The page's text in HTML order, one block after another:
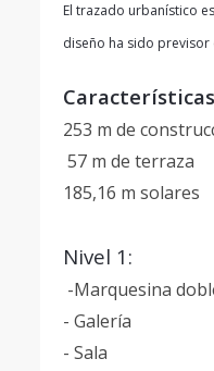
El trazado urbanístico
diseño ha sido previsor
253 m de
57 m de terraza
185,16 m solares
Nivel 1:
-Marquesina
- Galería
- Sala